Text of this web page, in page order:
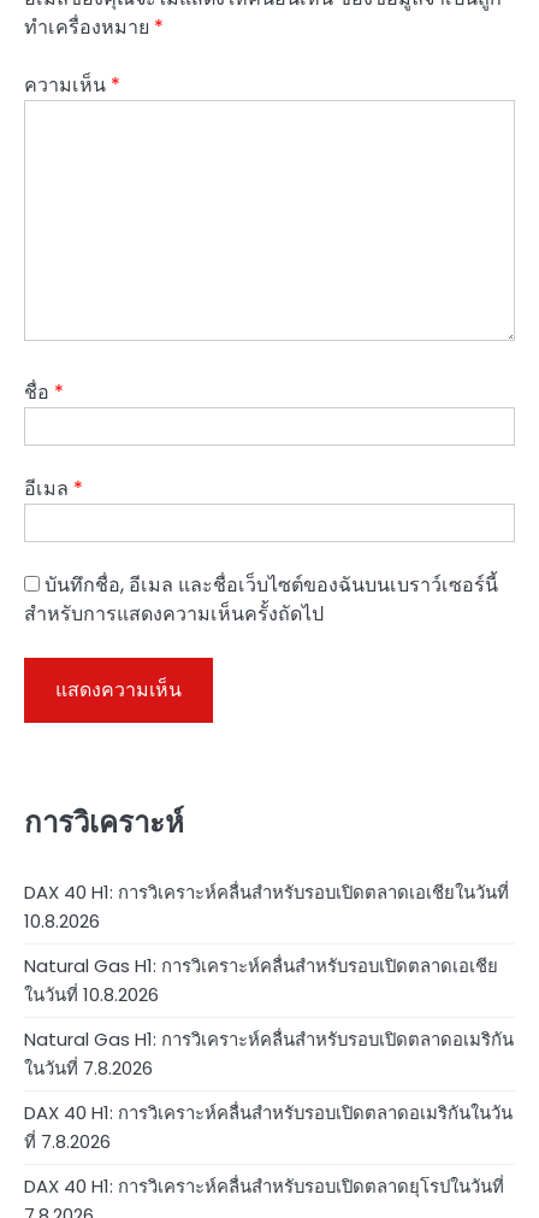
ทำเครื่องหมาย *
ความเห็น *
ชื่อ *
อีเมล *
บันทึกชื่อ, อีเมล และชื่อเว็บไซต์ของฉันบนเบราว์เซอร์นี้
สำหรับการแสดงความเห็นครั้งถัดไป
การวิเคราะห์
DAX 40 H1: การวิเคราะห์คลื่นสำหรับรอบเปิดตลาดเอเชียในวันที่
10.8.2026
Natural Gas H1: การวิเคราะห์คลื่นสำหรับรอบเปิดตลาดเอเชีย
ในวันที่ 10.8.2026
Natural Gas H1: การวิเคราะห์คลื่นสำหรับรอบเปิดตลาดอเมริกัน
ในวันที่ 7.8.2026
DAX 40 H1: การวิเคราะห์คลื่นสำหรับรอบเปิดตลาดอเมริกันในวัน
ที่ 7.8.2026
DAX 40 H1: การวิเคราะห์คลื่นสำหรับรอบเปิดตลาดยุโรปในวันที่